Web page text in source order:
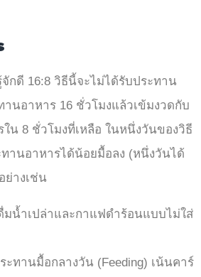
กดี 16:8 วิธีนี้จะไม่ได้รับประทาน
านอาหาร 16 ชั่วโมงแล้วเข้มงวดกับ
น 8 ชั่วโมงที่เหลือ ในหนึ่งวันของวิธี
านอาหารได้น้อยมื้อลง (หนึ่งวันได้
ย่างเช่น
มน้ำเปล่าและกาแฟดำร้อนแบบไม่ใส่
ะทานมื้อกลางวัน (Feeding) เน้นคาร์